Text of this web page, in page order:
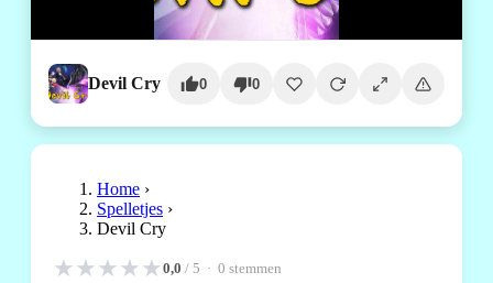
Devil Cry 0 0
Home ›
Spelletjes ›
Devil Cry
★★★★★0,0 / 5 · 0 stemmen